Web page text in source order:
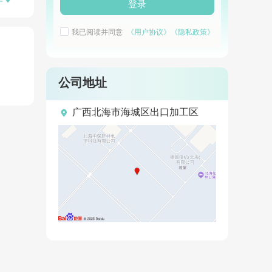
登录
我已阅读并同意 《用户协议》 《隐私政策》
公司地址
 广西北海市海城区出口加工区